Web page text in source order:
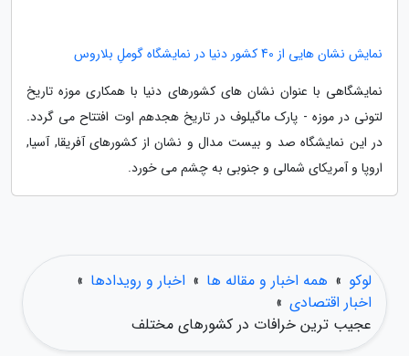
نمایش نشان هایی از 40 کشور دنیا در نمایشگاه گوملِ بلاروس
نمایشگاهی با عنوان نشان های کشورهای دنیا با همکاری موزه تاریخ
لتونی در موزه - پارک ماگیلوف در تاریخ هجدهم اوت افتتاح می گردد.
در این نمایشگاه صد و بیست مدال و نشان از کشورهای آفریقا, آسیا,
اروپا و آمریکای شمالی و جنوبی به چشم می خورد.
لوکو » همه اخبار و مقاله ها » اخبار و رویدادها »
اخبار اقتصادی »
عجیب ترین خرافات در کشورهای مختلف